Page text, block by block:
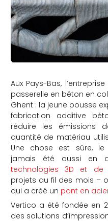
Aux Pays-Bas,
passerelle en béton en
Ghent : la jeune pousse
fabrication additive
réduire les émissions
quantité de matériau
Une chose est sûre, le
jamais été aussi en
technologies 3D et de
projets au fil des mois –
qui a créé un pont en
Vertico a été fondée en
des solutions